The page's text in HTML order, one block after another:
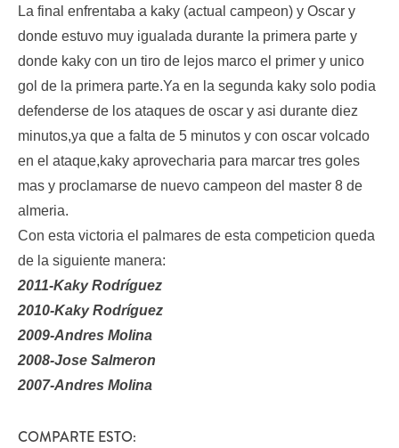
La final enfrentaba a kaky (actual campeon) y Oscar y
donde estuvo muy igualada durante la primera parte y
donde kaky con un tiro de lejos marco el primer y unico
gol de la primera parte.Ya en la segunda kaky solo podia
defenderse de los ataques de oscar y asi durante diez
minutos,ya que a falta de 5 minutos y con oscar volcado
en el ataque,kaky aprovecharia para marcar tres goles
mas y proclamarse de nuevo campeon del master 8 de
almeria.
Con esta victoria el palmares de esta competicion queda
de la siguiente manera:
2011-Kaky Rodríguez
2010-Kaky Rodríguez
2009-Andres Molina
2008-Jose Salmeron
2007-Andres Molina
COMPARTE ESTO: